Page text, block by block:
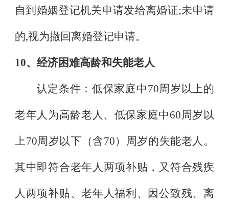
自到婚姻登记机关申请发给离婚证;未申请
的,视为撤回离婚登记申请。
10、经济困难高龄和失能老人
认定条件：低保家庭中70周岁以上的
老年人为高龄老人、低保家庭中60周岁以
上70周岁以下（含70）周岁的失能老人。
其中即符合老年人两项补贴，又符合残疾
人两项补贴、老年人福利、因公致残、离